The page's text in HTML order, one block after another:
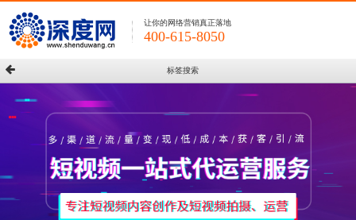
让你的网络营销真正落地
400-615-8050
标签搜索